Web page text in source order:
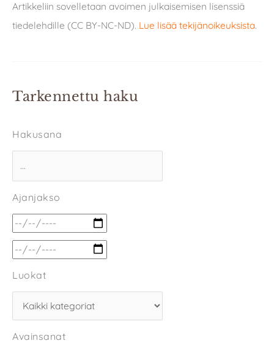
Artikkeliin sovelletaan avoimen julkaisemisen lisenssiä
tiedelehdille (CC BY-NC-ND). Lue lisää tekijänoikeuksista.
Tarkennettu haku
Hakusana
Ajanjakso
Luokat
Avainsanat